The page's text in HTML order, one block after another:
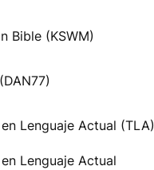
Bible (KSWM)
Lenguaje Actual (TLA)
Lenguaje Actual